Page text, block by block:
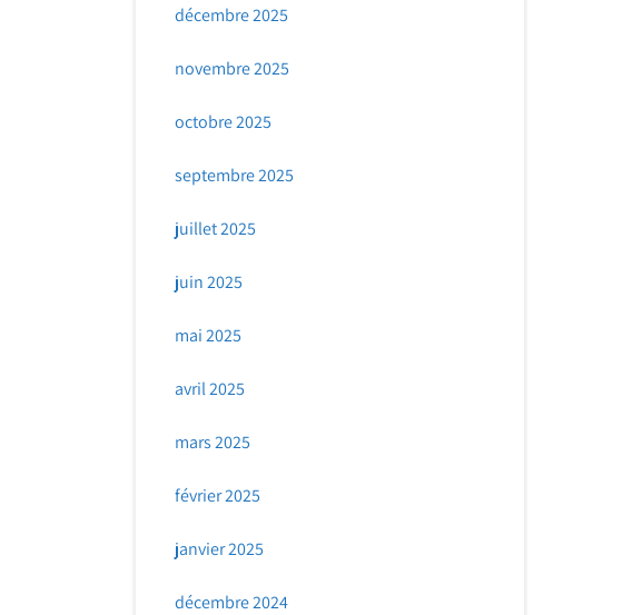
décembre 2025
novembre 2025
octobre 2025
septembre 2025
juillet 2025
juin 2025
mai 2025
avril 2025
mars 2025
février 2025
janvier 2025
décembre 2024